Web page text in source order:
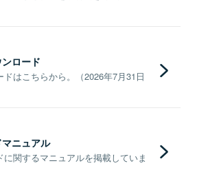
ロード
はこちらから。（2026年7月31日
ニュアル
関するマニュアルを掲載していま